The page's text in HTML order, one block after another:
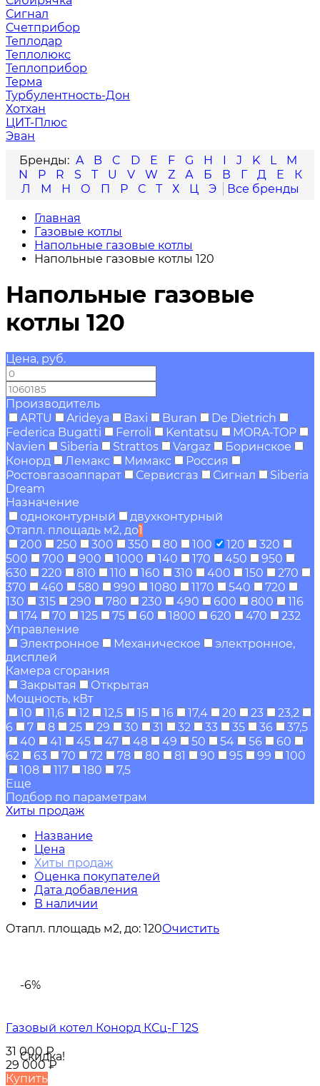
Сигнал
Счетприбор
Теплодар
Теплолюкс
Теплоприбор
Терма
Турбулентность-Дон
Хотхан
ЦИТ-Плюс
Эван
A
B C D E F G H I J K L
M
N
P R S T U V W Z А Б В Г Д Е
К
Л
М Н О П Р С Т Х Ц Э
Главная
Газовые котлы
Напольные газовые котлы
Напольные газовые котлы 120
Напольные газовые
котлы 120
Цена, руб.
Производитель
ARTU
Arideya Baxi Buran
De Dietrich
Federica Bugatti
Ferroli Kentatsu
MORA-TOP
Navien
Siberia Strattos Vargaz
Боринское
Конорд
Лемакс Мимакс
Россия
Ростовгазоаппарат
Сервисгаз Сигнал
Siberia
Dream
Назначение
одноконтурный
двухконтурный
Отапл. площадь м2, до1
200
250 300 350 80 100 120
320
500
700 900 1000 140 170 450
950
630
220 810 110 160 310 400 150
270
370
460 580 990 1080 1170 540
720
130
315 290 780 230 490 600 800
116
174
70 125 75 60 1800 620 470
232
Управление
Электронное
Механическое
электронное,
дисплей
Камера сгорания
Закрытая
Открытая
Мощность, кВт
10
11,6 12 12,5 15 16 17,4 20 23
23,2
6
7 8 25 29 30 31 32 33 35 36
37,5
40
41 45 47 48 49 50 54 56
60
62
63 70 72 78 80 81 90 95 99
100
108
117 180
7,5
Еще
Подбор по параметрам
Хиты продаж
Название
Цена
Хиты продаж
Оценка покупателей
Дата добавления
В наличии
Отапл. площадь м2, до: 120Очистить
-6%
Скидка!
Газовый котел Конорд КСц-Г 12S
31 000₽
29 000₽
Купить